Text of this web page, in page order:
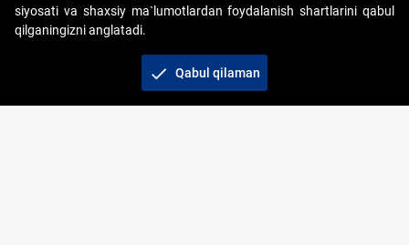
Copyright © 2017-2026. "Elektron onlayn-auksionlarni
tashkil etish" AJ. Barcha huquqlar himoyalangan
siyosati va shaxsiy ma`lumotlardan foydalanish shartlarini qabul
qilganingizni anglatadi.
check Qabul qilaman